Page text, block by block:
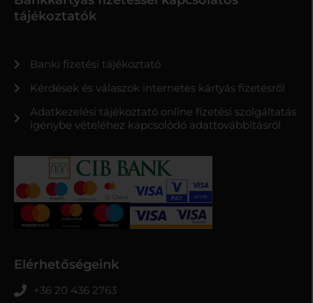
tájékoztatók
Banki fizetési tájékoztató
Kérdések és válaszok internetes kártyás fizetésről
Adatkezelési tájékoztató online fizetési szolgáltatás
igénybe vételéhez kapcsolódó adattovábbításról
Elérhetőségeink
+36 20 436 2763